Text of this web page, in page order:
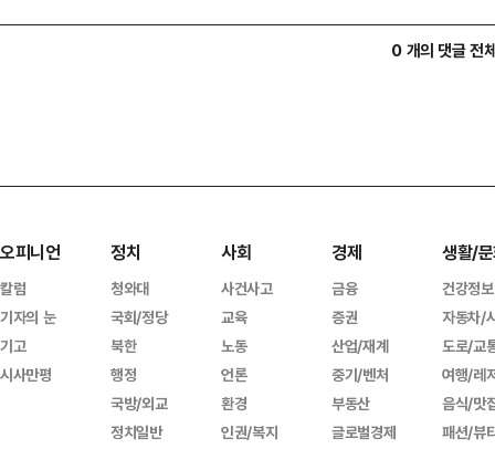
0 개의 댓글 전
오피니언
칼럼
기자의 눈
기고
시사만평
정치
청와대
국회/정당
북한
행정
국방/외교
정치일반
사회
사건사고
교육
노동
언론
환경
인권/복지
경제
금융
증권
산업/재계
중기/벤처
부동산
글로벌경제
생활/
건강정보
자동차/
도로/교
여행/레
음식/맛
패션/뷰